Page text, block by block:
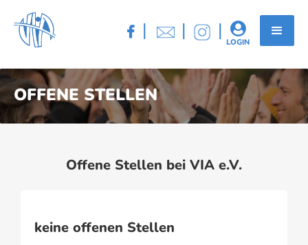
 | | | 
LOGIN
OFFENE STELLEN
Offene Stellen bei VIA e.V.
keine offenen Stellen